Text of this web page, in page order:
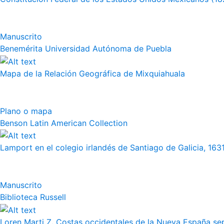
Manuscrito
Benemérita Universidad Autónoma de Puebla
Mapa de la Relación Geográfica de Mixquiahuala
Plano o mapa
Benson Latin American Collection
Lamport en el colegio irlandés de Santiago de Galicia, 1631
Manuscrito
Biblioteca Russell
Loren Marti Z. Costas occidentales de la Nueva España